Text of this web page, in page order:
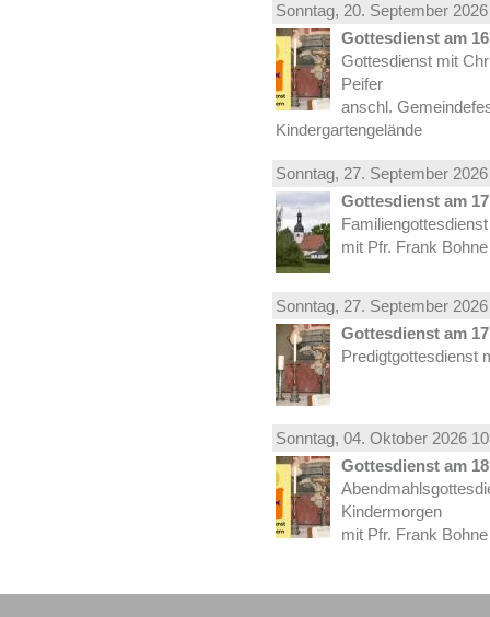
Sonntag, 20. September
Gottesdienst am
Gottesdienst mit
Peifer
anschl.
Kindergartengelände
Sonntag, 27. September
Gottesdienst am
mit Pfr. Frank
Sonntag, 27. September
Gottesdienst am
Predigtgottesdienst
Sonntag, 04. Oktober 2026
Gottesdienst am
Kindermorgen
mit Pfr. Frank Bohne